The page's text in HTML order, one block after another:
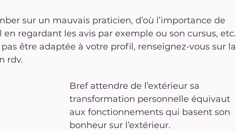
sur un mauvais praticien, d’où l’importance de
regardant les avis par exemple ou son cursus, etc.
être adaptée à votre profil, renseignez-vous sur la
rdv.
Bref attendre de l’extérieur sa
transformation personnelle équivaut
aux fonctionnements qui basent son
bonheur sur l’extérieur.